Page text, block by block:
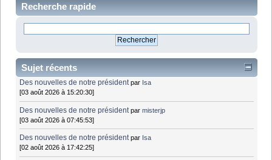
Recherche rapide
Sujet récents
Des nouvelles de notre président par Isa
[03 août 2026 à 15:20:30]
Des nouvelles de notre président parmisterjp
[03 août 2026 à 07:45:53]
Des nouvelles de notre président par Isa
[02 août 2026 à 17:42:25]